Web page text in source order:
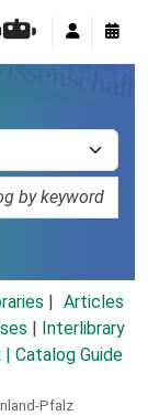
Articles
Interlibrary
Catalog Guide
Pfalz